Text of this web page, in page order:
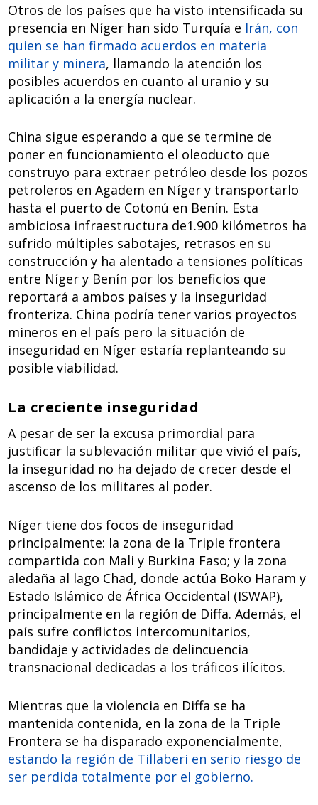
Otros de los países que ha visto intensificada su
presencia en Níger han sido Turquía e Irán, con
quien se han firmado acuerdos en materia
militar y minera, llamando la atención los
posibles acuerdos en cuanto al uranio y su
aplicación a la energía nuclear.
China sigue esperando a que se termine de
poner en funcionamiento el oleoducto que
construyo para extraer petróleo desde los pozos
petroleros en Agadem en Níger y transportarlo
hasta el puerto de Cotonú en Benín. Esta
ambiciosa infraestructura de1.900 kilómetros ha
sufrido múltiples sabotajes, retrasos en su
construcción y ha alentado a tensiones políticas
entre Níger y Benín por los beneficios que
reportará a ambos países y la inseguridad
fronteriza. China podría tener varios proyectos
mineros en el país pero la situación de
inseguridad en Níger estaría replanteando su
posible viabilidad.
La creciente inseguridad
A pesar de ser la excusa primordial para
justificar la sublevación militar que vivió el país,
la inseguridad no ha dejado de crecer desde el
ascenso de los militares al poder.
Níger tiene dos focos de inseguridad
principalmente: la zona de la Triple frontera
compartida con Mali y Burkina Faso; y la zona
aledaña al lago Chad, donde actúa Boko Haram y
Estado Islámico de África Occidental (ISWAP),
principalmente en la región de Diffa. Además, el
país sufre conflictos intercomunitarios,
bandidaje y actividades de delincuencia
transnacional dedicadas a los tráficos ilícitos.
Mientras que la violencia en Diffa se ha
mantenida contenida, en la zona de la Triple
Frontera se ha disparado exponencialmente,
estando la región de Tillaberi en serio riesgo de
ser perdida totalmente por el gobierno.